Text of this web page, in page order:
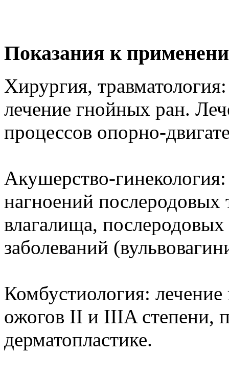
Показания к
Хирургия,
лечение гнойных ран.
процессов опорно-
Акушерство-
нагноений
влагалища,
заболеваний
Комбустиология:
ожогов II и IIIA степени,
дерматопластике.